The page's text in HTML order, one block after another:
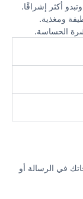
أكثر إشراقًا.
ومغذية.
الحساسة.
في الرسالة أو